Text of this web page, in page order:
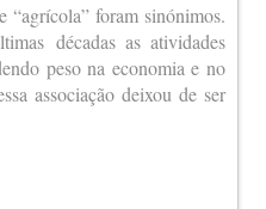
“agrícola” foram sinónimos.
décadas as atividades
peso na economia e no
associação deixou de ser